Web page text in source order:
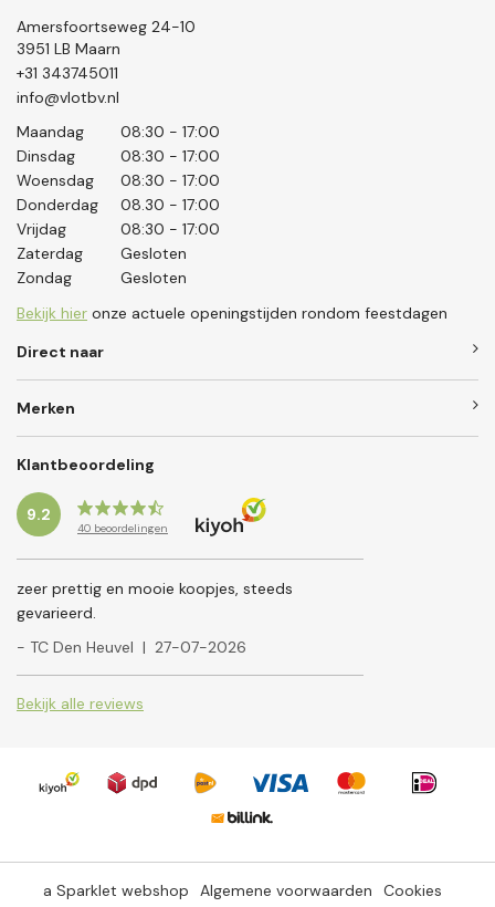
Amersfoortseweg 24-10
3951 LB Maarn
+31 343745011
info@vlotbv.nl
Maandag
08:30 - 17:00
Dinsdag
08:30 - 17:00
Woensdag
08:30 - 17:00
Donderdag
08.30 - 17:00
Vrijdag
08:30 - 17:00
Zaterdag
Gesloten
Zondag
Gesloten
Bekijk hier onze actuele openingstijden rondom feestdagen
Direct naar
Merken
Klantbeoordeling
9.2
40 beoordelingen
zeer prettig en mooie koopjes, steeds
gevarieerd.
- TC Den Heuvel | 27-07-2026
Bekijk alle reviews
a Sparklet webshop Algemene voorwaarden Cookies